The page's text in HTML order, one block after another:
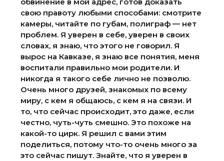
свою правоту любыми способами: смотрите
камеры, читайте по губам, полиграф — нет
проблем. Я уверен в себе, уверен в своих
словах, я знаю, что этого не говорил. Я
вырос на Кавказе, я знаю все понятия, меня
воспитали правильно мои родители. И
никогда я такого себе лично не позволю.
Очень много друзей, знакомых по всему
миру, с кем я общаюсь, с кем я на связи. И
то, что сейчас происходит, это даже, если
честно, чуть-чуть смешно. Это похоже на
какой-то цирк. Я решил с вами этим
поделиться, потому что-то очень много за
это сейчас пишут. Знайте, что я уверен в